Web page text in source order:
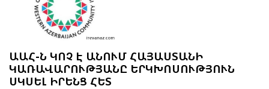
ԱԱՀ-Ն ԿՈՉ Է ԱՆՈՒՄ ՀԱՅԱՍՏԱՆԻ
ԿԱՌԱՎԱՐՈՒԹՅԱՆԸ ԵՐԿԽՈՍՈՒԹՅՈՒՆ
ՍԿՍԵԼ ԻՐԵՆՑ ՀԵՏ